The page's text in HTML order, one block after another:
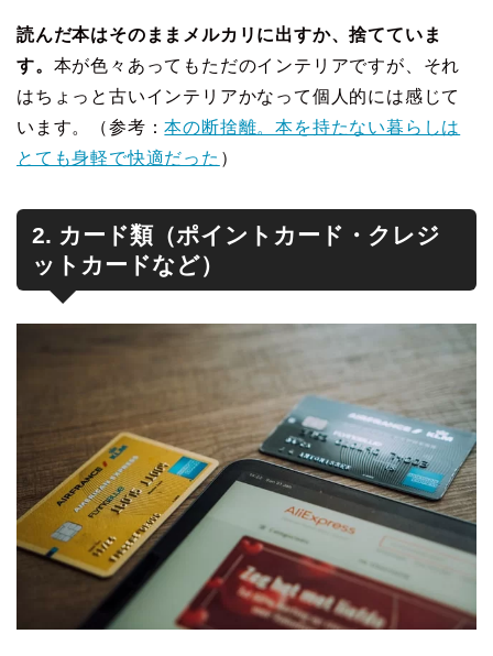
読んだ本はそのままメルカリに出すか、捨てていま
す。 本が色々あってもただのインテリアですが、それ
はちょっと古いインテリアかなって個人的には感じて
います。（参考：本の断捨離。本を持たない暮らしは
とても身軽で快適だった ）
2. カード類（ポイントカード・クレジ
ットカードなど）